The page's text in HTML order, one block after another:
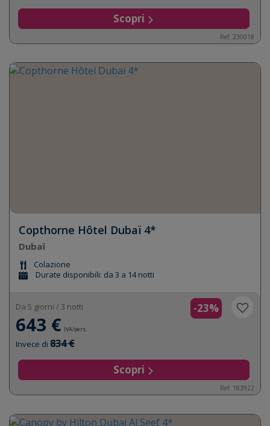
Scopri
Ref: 230018
Copthorne Hôtel Dubaï 4*
Dubaï
Colazione
Durate disponibili: da 3 a 14 notti
-23%
Da 5 giorni / 3 notti
643 € IVA/pers.
Invece di 834 €
Scopri
Ref: 183922